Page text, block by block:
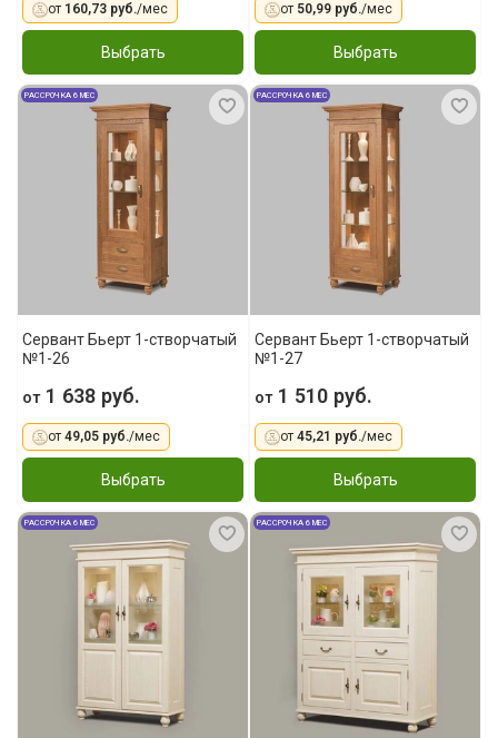
от 160,73 руб./мес
Выбрать
от 50,99 руб./мес
Выбрать
РАССРОЧКА 6 МЕС
Сервант Бьерт 1-створчатый
№1-26
от1 638 руб.
от49,05 руб./мес
Выбрать
РАССРОЧКА 6 МЕС
Сервант Бьерт 1-створчатый
№1-27
от1 510 руб.
от45,21 руб./мес
Выбрать
РАССРОЧКА 6 МЕС РАССРОЧКА 6 МЕС